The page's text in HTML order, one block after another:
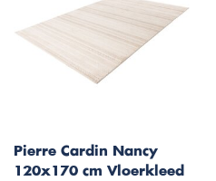
Pierre Cardin Nancy
120x170 cm Vloerkleed